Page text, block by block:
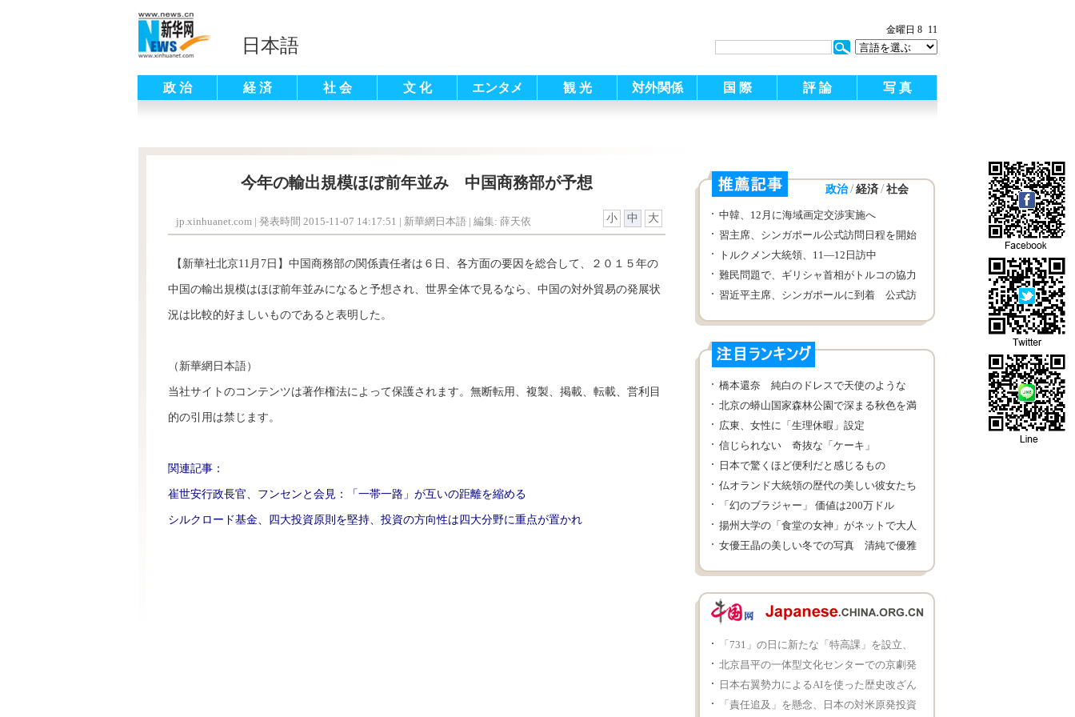
日本語
金曜日 8 11
政 治 経 済 社 会 文 化 エンタメ 観 光 対外関係 国 際 評 論 写 真
今年の輸出規模ほぼ前年並み 中国商務部が予想
jp.xinhuanet.com | 発表時間 2015-11-07 14:17:51 | 新華網日本語 | 編集: 薛天依 小 中 大
【新華社北京11月7日】中国商務部の関係責任者は６日、各方面の要因を総合して、２０１５年の
中国の輸出規模はほぼ前年並みになると予想され、世界全体で見るなら、中国の対外貿易の発展状
況は比較的好ましいものであると表明した。
（新華網日本語）
当社サイトのコンテンツは著作権法によって保護されます。無断転用、複製、掲載、転載、営利目
的の引用は禁じます。
関連記事：
崔世安行政長官、フンセンと会見：「一帯一路」が互いの距離を縮める
シルクロード基金、四大投資原則を堅持、投資の方向性は四大分野に重点が置かれ
政治 / 経済 / 社会
中韓、12月に海域画定交渉実施へ
習主席、シンガポール公式訪問日程を開始
（詳細）
トルクメン大統領、11―12日訪中
難民問題で、ギリシャ首相がトルコの協力
を求める
習近平主席、シンガポールに到着 公式訪
橋本還奈 純白のドレスで天使のような
北京の蟒山国家森林公園で深まる秋色を満
喫
広東、女性に「生理休暇」設定
信じられない 奇抜な「ケーキ」
日本で驚くほど便利だと感じるもの
仏オランド大統領の歴代の美しい彼女たち
「幻のブラジャー」 価値は200万ドル
揚州大学の「食堂の女神」がネットで大人
気
女優王晶の美しい冬での写真 清純で優雅